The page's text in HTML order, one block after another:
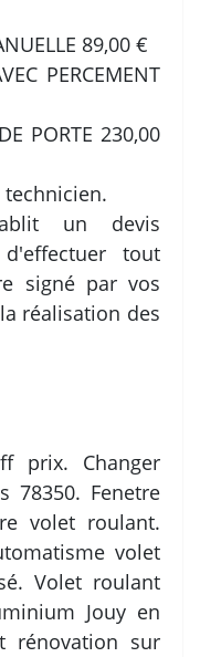
89,00 €
PERCEMENT
PORTE 230,00
un devis
tout
signé par vos
réalisation des
prix. Changer
78350. Fenetre
volet roulant.
volet
Volet roulant
Jouy en
rénovation sur